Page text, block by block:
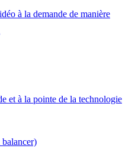
à la demande de manière
et à la pointe de la technologie